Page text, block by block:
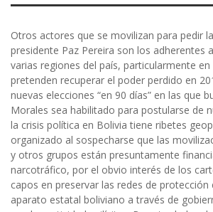
Otros actores que se movilizan para pedir
presidente Paz Pereira son los adherentes
varias regiones del país, particularmente
pretenden recuperar el poder perdido en
nuevas elecciones “en 90 días” en las que
Morales sea habilitado para postularse de
la crisis política en Bolivia tiene ribetes
organizado al sospecharse que las
y otros grupos están presuntamente
narcotráfico, por el obvio interés de los
capos en preservar las redes de protección
aparato estatal boliviano a través de